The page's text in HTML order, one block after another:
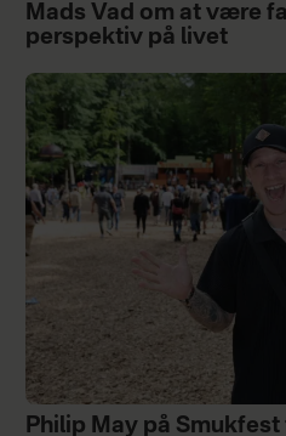
Mads Vad om at være
perspektiv på livet
Philip May på